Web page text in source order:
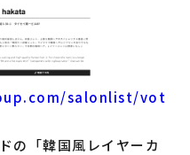
salonlist/vot
の「韓国風レイヤーカ